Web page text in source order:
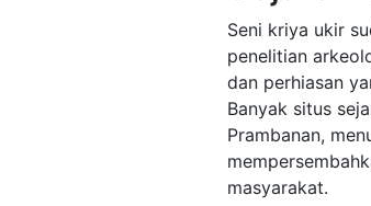
Seni kriya ukir
penelitian
dan perhiasan
Banyak situs
Prambanan,
masyarakat.